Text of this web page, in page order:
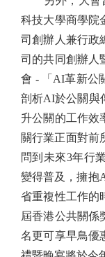
科技大學商學院
司創辦人兼行政
司的共同創辦人
會 - 「AI革新公
剖析AI於公關與
升公關的工作效
關行業正面對前
問到未來3年行
變得普及，擁抱
省重複性工作的
屆香港公共關係
名更可享早鳥優